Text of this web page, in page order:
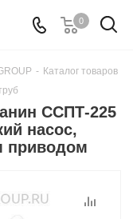
0
- Каталог товаров
ССПТ-225
насос,
приводом